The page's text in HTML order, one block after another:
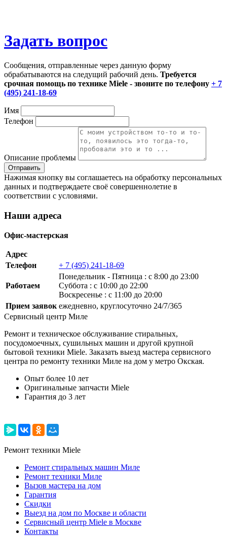
Задать вопрос
Сообщения, отправленные через данную форму
обрабатываются на следущий рабочий день. Требуется
срочная помощь по технике Miele - звоните по телефону + 7
(495) 241-18-69
Имя
Телефон
Описание проблемы
Нажимая кнопку вы соглашаетесь на обработку персональных
данных и подтверждаете своё совершеннолетие в
соответствии с условиями.
Наши адреса
Офис-мастерская
Адрес
Телефон
+ 7 (495) 241-18-69
Работаем
Понедельник ‐ Пятница : с 8:00 до 23:00
Суббота : с 10:00 до 22:00
Воскресенье : с 11:00 до 20:00
Прием заявок ежедневно, круглосуточно 24/7/365
Сервисный центр Миле
Ремонт и техническое обслуживание стиральных,
посудомоечных, сушильных машин и другой крупной
бытовой техники Miele. Заказать выезд мастера сервисного
центра по ремонту техники Миле на дом у метро Окская.
Опыт более 10 лет
Оригинальные запчасти Miele
Гарантия до 3 лет
Ремонт техники Miele
Ремонт стиральных машин Миле
Ремонт техники Миле
Вызов мастера на дом
Гарантия
Скидки
Выезд на дом по Москве и области
Сервисный центр Miele в Москве
Контакты